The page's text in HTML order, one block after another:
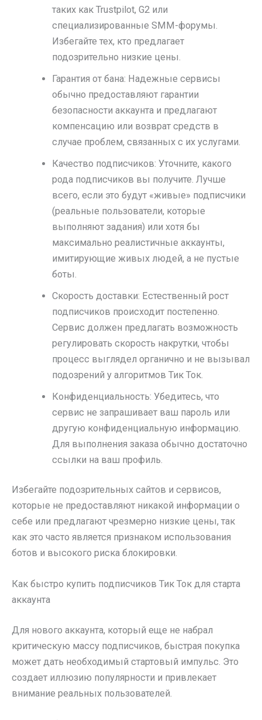
таких как Trustpilot, G2 или
специализированные SMM-форумы.
Избегайте тех, кто предлагает
подозрительно низкие цены.
Гарантия от бана: Надежные сервисы
обычно предоставляют гарантии
безопасности аккаунта и предлагают
компенсацию или возврат средств в
случае проблем, связанных с их услугами.
Качество подписчиков: Уточните, какого
рода подписчиков вы получите. Лучше
всего, если это будут «живые» подписчики
(реальные пользователи, которые
выполняют задания) или хотя бы
максимально реалистичные аккаунты,
имитирующие живых людей, а не пустые
боты.
Скорость доставки: Естественный рост
подписчиков происходит постепенно.
Сервис должен предлагать возможность
регулировать скорость накрутки, чтобы
процесс выглядел органично и не вызывал
подозрений у алгоритмов Тик Ток.
Конфиденциальность: Убедитесь, что
сервис не запрашивает ваш пароль или
другую конфиденциальную информацию.
Для выполнения заказа обычно достаточно
ссылки на ваш профиль.
Избегайте подозрительных сайтов и сервисов,
которые не предоставляют никакой информации о
себе или предлагают чрезмерно низкие цены, так
как это часто является признаком использования
ботов и высокого риска блокировки.
Как быстро купить подписчиков Тик Ток для старта
аккаунта
Для нового аккаунта, который еще не набрал
критическую массу подписчиков, быстрая покупка
может дать необходимый стартовый импульс. Это
создает иллюзию популярности и привлекает
внимание реальных пользователей.